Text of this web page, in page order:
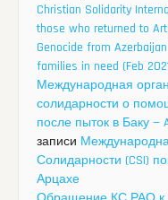
Christian Solidarity
those who returned to
Genocide from Azerbaijan
families in need (Feb
Международная
солидарности о
после пыток в Баку —
записи
Солидарности (CSI)
Арцахе